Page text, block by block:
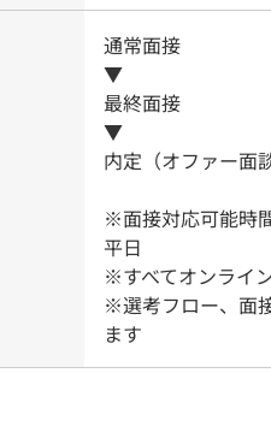
通常面接
▼
最終面接
▼
内定（オファー面談
※面接対応可能時
平日
※すべてオンライ
※選考フロー、面
ます